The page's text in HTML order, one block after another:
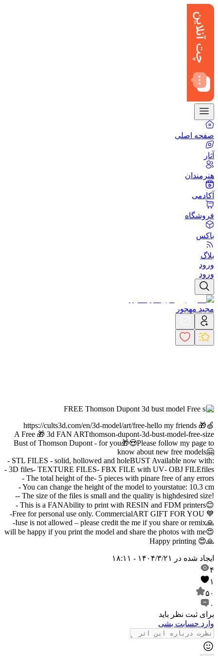
صفحه اصلی
آثار
هنرمندان
آکادمی
فروشگاه
باکس
بلاگ
ورود
ورود
مجید مهجور
FREE Thomson Dupont 3d bust model Free size
hello my friends 🎁🍏
https://cults3d.com/en/3d-model/art/free-
thomson-dupont-3d-bust-model-free-size
A Free 🎁 3d FAN ART
Bust of Thomson Dupont - for you🎁😍Please follow my page to
know about new free models🤗
BUST Available now with:
- STL FILES - solid, hollowed and hole
files
- OBJ FILE
- FBX FILE with UV
- TEXTURE FILES
- 3D files
are free of any errors
- 5 pieces with pin
- The total height of the
statue: 10.3 cm
- You can change the height of the model to your
desired size!
- The size of the files is small and the quality is high
-
Ability to print with RESIN and FDM printers😊
- This is a FAN
ART GIFT FOR YOU 💙
-Free for personal use only. Commercial
use is not allowed – please credit the me if you share or remix🙏
-I
will be happy if you print the model and share the photos with me😍
🙏
Happy printing 😍
ایجاد شده در
۱۴۰۴/۳/۲۱ - ۱۸:۱۱
۴
۱
۵۰
۰
برای ثبت نظر باید
وارد حسابت بشی